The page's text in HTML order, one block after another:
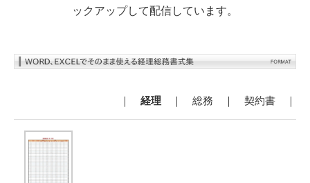
ックアップして配信しています。
｜ 経理 ｜ 総務 ｜ 契約書 ｜